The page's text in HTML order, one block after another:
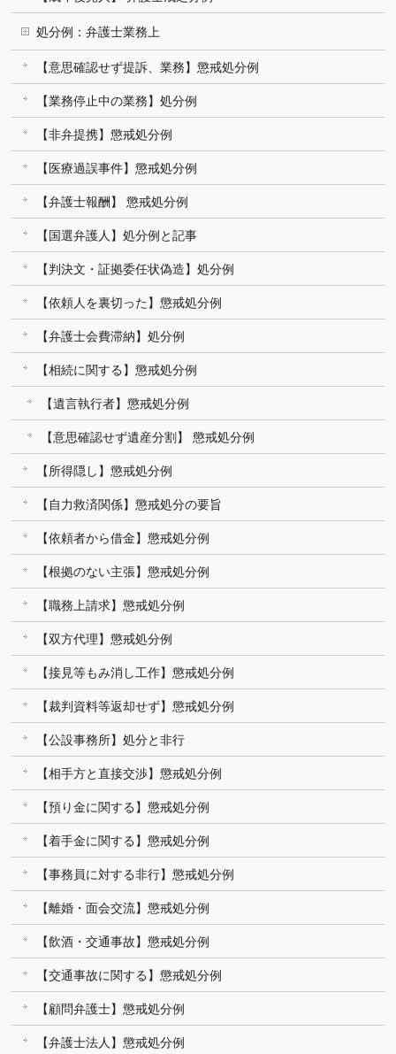
処分例：弁護士業務上
【意思確認せず提訴、業務】懲戒処分例
【業務停止中の業務】処分例
【非弁提携】懲戒処分例
【医療過誤事件】懲戒処分例
【弁護士報酬】 懲戒処分例
【国選弁護人】処分例と記事
【判決文・証拠委任状偽造】処分例
【依頼人を裏切った】懲戒処分例
【弁護士会費滞納】処分例
【相続に関する】懲戒処分例
【遺言執行者】懲戒処分例
【意思確認せず遺産分割】 懲戒処分例
【所得隠し】懲戒処分例
【自力救済関係】懲戒処分の要旨
【依頼者から借金】懲戒処分例
【根拠のない主張】懲戒処分例
【職務上請求】懲戒処分例
【双方代理】懲戒処分例
【接見等もみ消し工作】懲戒処分例
【裁判資料等返却せず】懲戒処分例
【公設事務所】処分と非行
【相手方と直接交渉】懲戒処分例
【預り金に関する】懲戒処分例
【着手金に関する】懲戒処分例
【事務員に対する非行】懲戒処分例
【離婚・面会交流】懲戒処分例
【飲酒・交通事故】懲戒処分例
【交通事故に関する】懲戒処分例
【顧問弁護士】懲戒処分例
【弁護士法人】懲戒処分例